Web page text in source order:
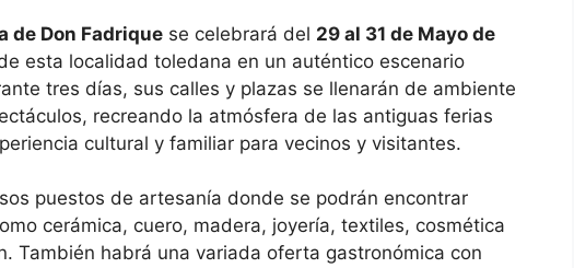
de Don Fadrique se celebrará del 29 al 31 de Mayo de
esta localidad toledana en un auténtico escenario
tres días, sus calles y plazas se llenarán de ambiente
recreando la atmósfera de las antiguas ferias
cultural y familiar para vecinos y visitantes.
puestos de artesanía donde se podrán encontrar
cerámica, cuero, madera, joyería, textiles, cosmética
También habrá una variada oferta gastronómica con